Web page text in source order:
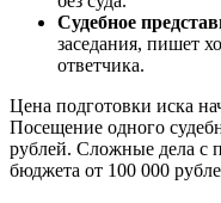
Судебное
заседания, пишет
ответчика.
Цена подготовки иска
Посещение одного
рублей. Сложные дела с
бюджета от 100 000